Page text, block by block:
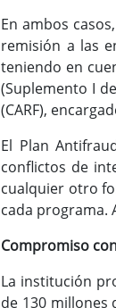
En ambos
remisión a las
teniendo en
(Suplemento I
(CARF),
El Plan
conflictos de
cualquier otro
cada programa.
Compromiso
La institución
de 130 millones